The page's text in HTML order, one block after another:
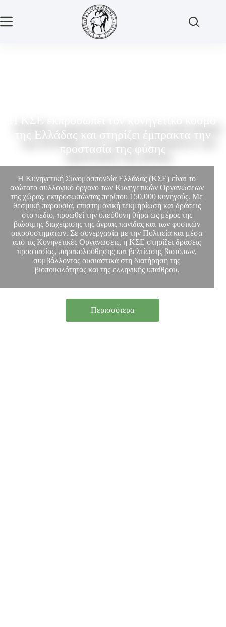
της Ελλάδας και στηρίζει έμπρακτα την
προστασία της φύσης
Η Κυνηγετική Συνομοσπονδία Ελλάδας (ΚΣΕ) είναι το
ανώτατο συλλογικό όργανο των Κυνηγετικών Οργανώσεων
της χώρας, εκπροσωπώντας περίπου 150.000 κυνηγούς. Με
θεσμική παρουσία, επιστημονική τεκμηρίωση και δράσεις
στο πεδίο, προωθεί την υπεύθυνη θήρα ως μέρος της
βιώσιμης διαχείρισης της άγριας πανίδας και των φυσικών
οικοσυστημάτων. Σε συνεργασία με την Πολιτεία και μέσα
από τις Κυνηγετικές Οργανώσεις, η ΚΣΕ στηρίζει δράσεις
προστασίας, παρακολούθησης και βελτίωσης βιοτόπων,
συμβάλλοντας ουσιαστικά στη διατήρηση της
βιοποικιλότητας και της ελληνικής υπαίθρου.
Περισσότερα